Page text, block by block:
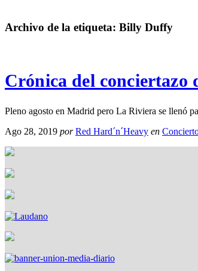
Archivo de la etiqueta: Billy Duffy
Crónica del
Pleno agosto en Madrid pero La Riviera se llenó
Ago 28, 2019 por Red Hard´n´Heavy en